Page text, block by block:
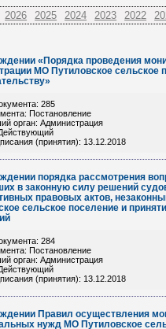
2026 2025 2024 2023 2022
«Порядка проведения
МО Путиловское сельское
285
Постановление
орган: Администрация
(принятия): 13.12.2018
порядка рассмотрения
в законную силу решений
правовых актов,
сельское поселение и
284
Постановление
орган: Администрация
(принятия): 13.12.2018
Правил осуществления
нужд МО Путиловское